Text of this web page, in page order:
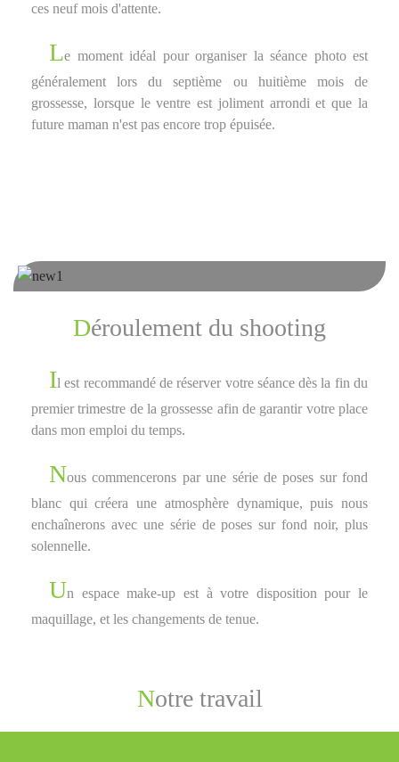
ces neuf mois d'attente.
Le moment idéal pour organiser la séance photo est
généralement lors du septième ou huitième mois de
grossesse, lorsque le ventre est joliment arrondi et que la
future maman n'est pas encore trop épuisée.
Déroulement du shooting
Il est recommandé de réserver votre séance dès la fin du
premier trimestre de la grossesse afin de garantir votre place
dans mon emploi du temps.
Nous commencerons par une série de poses sur fond
blanc qui créera une atmosphère dynamique, puis nous
enchaînerons avec une série de poses sur fond noir, plus
solennelle.
Un espace make-up est à votre disposition pour le
maquillage, et les changements de tenue.
Notre travail